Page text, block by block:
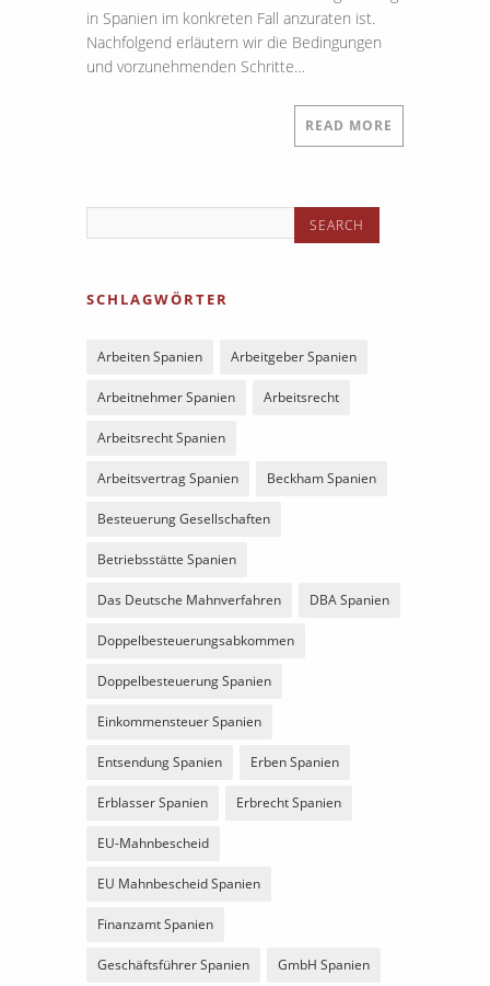
in Spanien im konkreten Fall anzuraten ist.
Nachfolgend erläutern wir die Bedingungen
und vorzunehmenden Schritte…
READ MORE
SCHLAGWÖRTER
Arbeiten Spanien Arbeitgeber Spanien
Arbeitnehmer Spanien Arbeitsrecht
Arbeitsrecht Spanien
Arbeitsvertrag Spanien Beckham Spanien
Besteuerung Gesellschaften
Betriebsstätte Spanien
Das Deutsche Mahnverfahren DBA Spanien
Doppelbesteuerungsabkommen
Doppelbesteuerung Spanien
Einkommensteuer Spanien
Entsendung Spanien Erben Spanien
Erblasser Spanien Erbrecht Spanien
EU-Mahnbescheid
EU Mahnbescheid Spanien
Finanzamt Spanien
Geschäftsführer Spanien GmbH Spanien